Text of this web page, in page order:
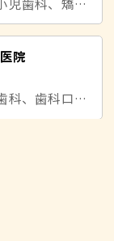
院
歯科、小児歯科、矯正歯科、歯科口腔外科